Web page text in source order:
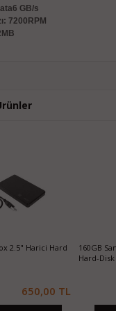
GB/s
7200RPM
Kingston A400 240GB SSD